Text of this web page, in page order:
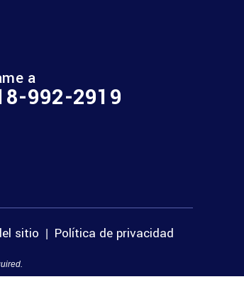
a
992-2919
sitio Política de privacidad